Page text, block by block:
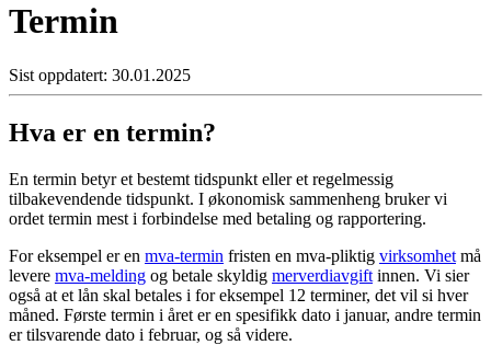
Termin
Sist oppdatert: 30.01.2025
Hva er en termin?
En termin betyr et bestemt tidspunkt eller et regelmessig
tilbakevendende tidspunkt. I økonomisk sammenheng bruker vi
ordet termin mest i forbindelse med betaling og rapportering.
For eksempel er en mva-termin fristen en mva-pliktig virksomhet må
levere mva-melding og betale skyldig merverdiavgift innen. Vi sier
også at et lån skal betales i for eksempel 12 terminer, det vil si hver
måned. Første termin i året er en spesifikk dato i januar, andre termin
er tilsvarende dato i februar, og så videre.